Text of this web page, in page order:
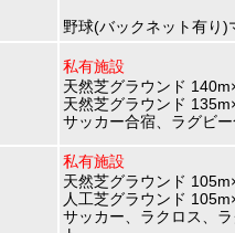
野球(バックネット有り)
私有施設
天然芝グラウンド
天然芝グラウンド
サッカー合宿、ラグビ
私有施設
天然芝グラウンド
人工芝グラウンド
サッカー、ラクロス、